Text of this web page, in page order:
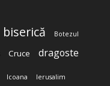
biserică Botezul
Cruce dragoste
Icoana Ierusalim